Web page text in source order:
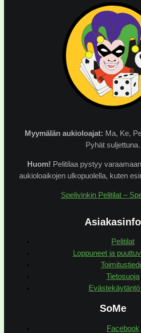
Myymälän aukioloajat: Ma, Ke,
Pyhät suljettuna.
Huom! Pelitilaa pystyy
aukioloaikojen ulkopuolella, kuten
Spelivinkin Pelitilat –
Asiakasinfo
Pelitilat
Loppuneet ja
Tietosuoja
SoMe
Facebook